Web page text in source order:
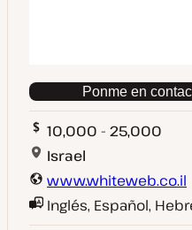
Ponme en
10,000 - 25,000
Israel
www.whiteweb.co.il
Inglés, Español,